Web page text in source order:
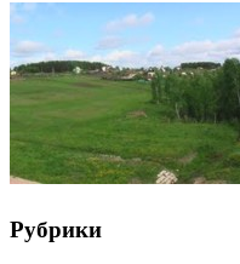
Рубрики